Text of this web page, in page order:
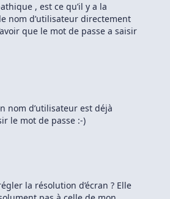
Sous
Manjaro
, est ce qu’il y a la
nom d’utilisateur directement
que le mot de passe a saisir
nom d’utilisateur est déjà
le mot de passe :-)
la résolution d’écran ? Elle